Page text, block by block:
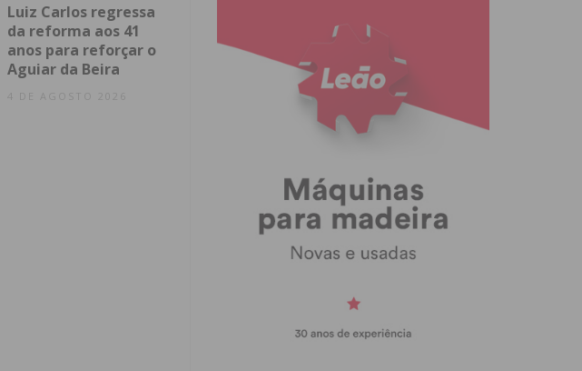
Luiz Carlos regressa
da reforma aos 41
anos para reforçar o
Aguiar da Beira
4 DE AGOSTO 2026